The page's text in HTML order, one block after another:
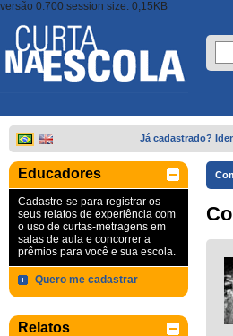
versão 0.700 session size: 0,15KB
Já cadastrado?
Educadores
Cadastre-se para registrar os
seus relatos de experiência com
o uso de curtas-metragens em
salas de aula e concorrer a
prêmios para você e sua escola.
Quero me cadastrar
Relatos